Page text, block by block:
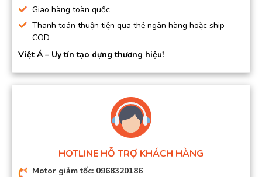
Giao hàng toàn quốc
Thanh toán thuận tiện qua thẻ ngân hàng hoặc ship
COD
Việt Á – Uy tín tạo dựng thương hiệu!
HOTLINE HỖ TRỢ KHÁCH HÀNG
Motor giảm tốc: 0968320186